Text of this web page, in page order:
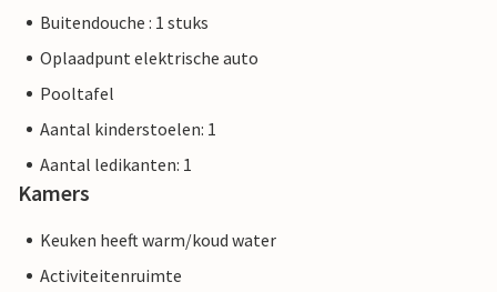
Buitendouche : 1 stuks
Oplaadpunt elektrische auto
Pooltafel
Aantal kinderstoelen: 1
Aantal ledikanten: 1
Kamers
Keuken heeft warm/koud water
Activiteitenruimte